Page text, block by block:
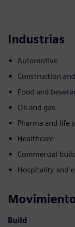
Industrias
Automotive
Construction
Food and
Oil and gas
Pharma and life
Healthcare
Commercial
Hospitality and
Build